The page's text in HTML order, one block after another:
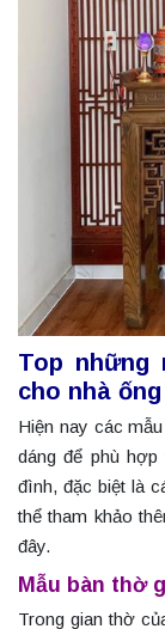
Top những
cho nhà
Hiện nay các
dáng để phù
đình, đặc biệt là
thể tham khảo
đây.
Mẫu bàn thờ
Trong gian thờ